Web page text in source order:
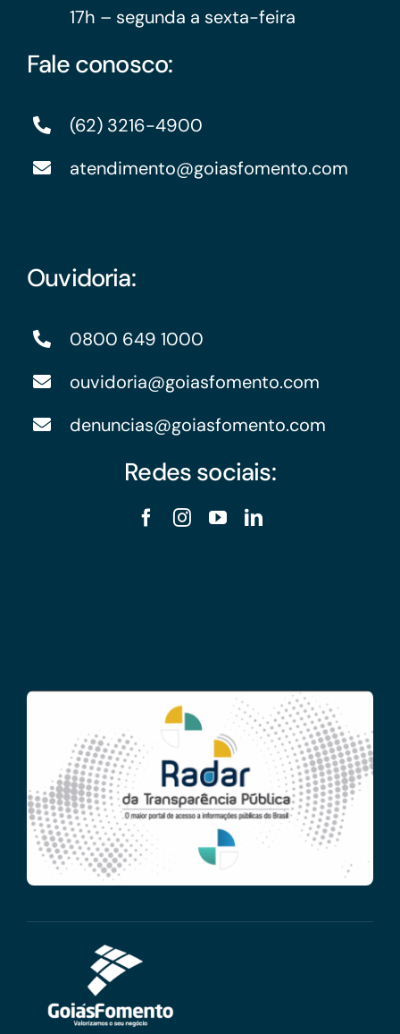
17h – segunda a sexta-feira
Fale conosco:
(62) 3216-4900
atendimento@goiasfomento.com
Ouvidoria:
0800 649 1000
ouvidoria@goiasfomento.com
denuncias@goiasfomento.com
Redes sociais: